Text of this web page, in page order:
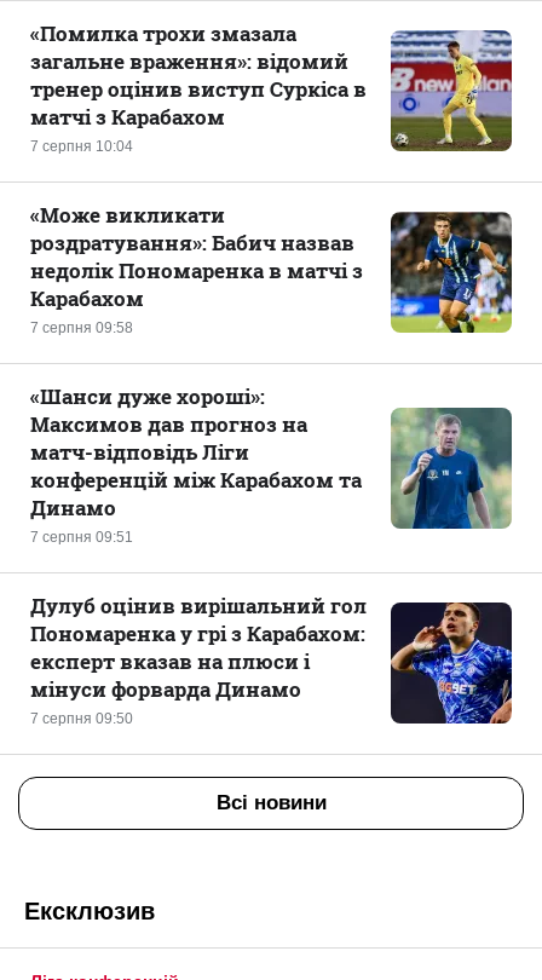
7 серпня 10:04
«Помилка трохи змазала
загальне враження»: відомий
тренер оцінив виступ Суркіса в
матчі з Карабахом
7 серпня 09:58
«Може викликати
роздратування»: Бабич назвав
недолік Пономаренка в матчі з
Карабахом
7 серпня 09:51
«Шанси дуже хороші»:
Максимов дав прогноз на
матч-відповідь Ліги
конференцій між Карабахом та
Динамо
7 серпня 09:50
Дулуб оцінив вирішальний гол
Пономаренка у грі з Карабахом:
експерт вказав на плюси і
мінуси форварда Динамо
Всі новини
Ексклюзив